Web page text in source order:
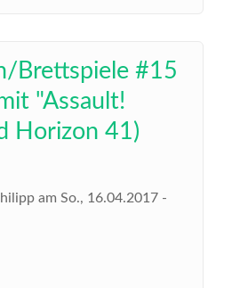
Brettspiele #15
"Assault!
Horizon 41)
am So., 16.04.2017 -